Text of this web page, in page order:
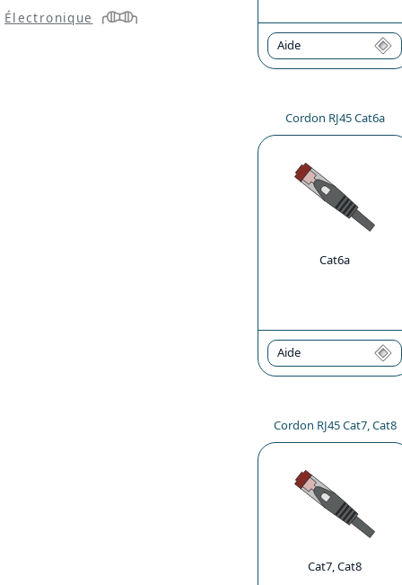
Aide
Cordon RJ45 Cat6a
Cat6a
Aide
Cordon RJ45 Cat7, Cat8
Cat7, Cat8
Électronique